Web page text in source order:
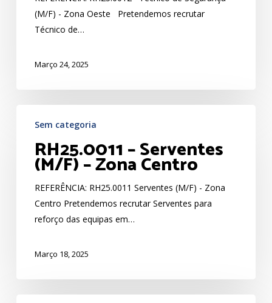
Zona
Oeste
(M/F) - Zona Oeste Pretendemos recrutar
Técnico de…
Março 24, 2025
Serventes
(M/F)
Zona
Centro
Sem categoria
RH25.0011 – Serventes
(M/F) – Zona Centro
REFERÊNCIA: RH25.0011 Serventes (M/F) - Zona
Centro Pretendemos recrutar Serventes para
reforço das equipas em…
Março 18, 2025